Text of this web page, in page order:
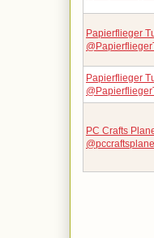
Papierflieger
Papierflieger
PC Crafts